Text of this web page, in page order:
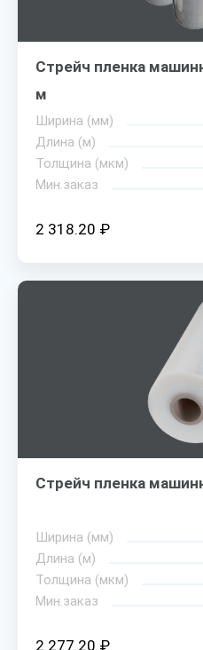
Стрейч пленка
м
Ширина (мм)
Длина (м)
Толщина (мкм)
Мин.заказ
2 318.20 ₽
Стрейч пленка
Ширина (мм)
Длина (м)
Толщина (мкм)
Мин.заказ
2 277.20 ₽